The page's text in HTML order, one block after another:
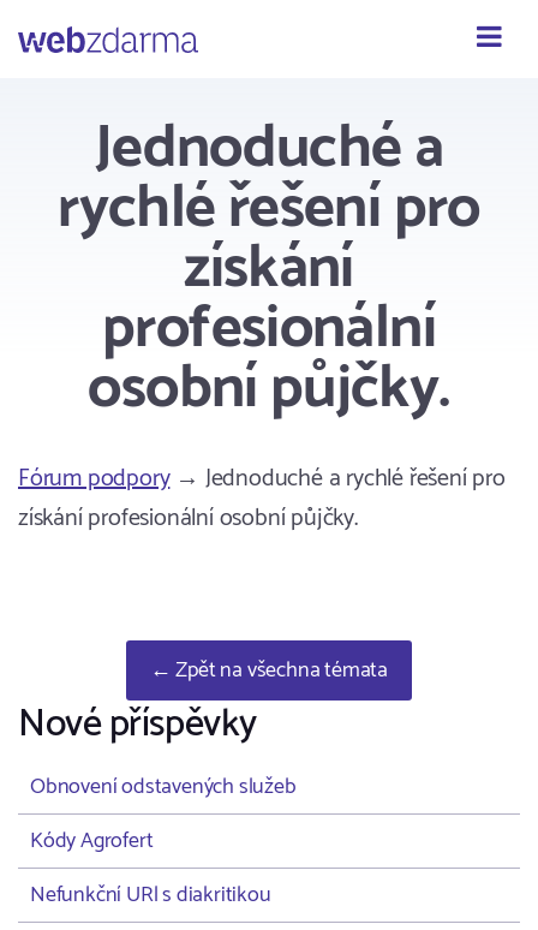
Webzdarma
Jednoduché a
rychlé řešení pro
získání
profesionální
osobní půjčky.
Fórum podpory→ Jednoduché a rychlé řešení pro
získání profesionální osobní půjčky.
← Zpět na všechna témata
Nové příspěvky
Obnovení odstavených služeb
Kódy Agrofert
Nefunkční URl s diakritikou